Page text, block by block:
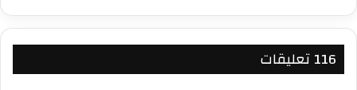
‫116 تعليقات